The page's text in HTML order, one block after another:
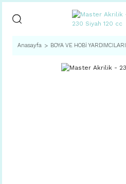
Anasayfa BOYA VE HOBİ YARDIMCILARI